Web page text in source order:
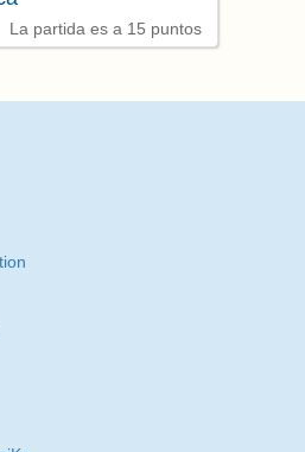
La partida es a 15 puntos